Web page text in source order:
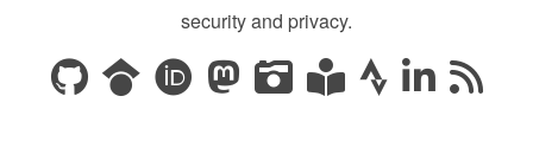
security and privacy.